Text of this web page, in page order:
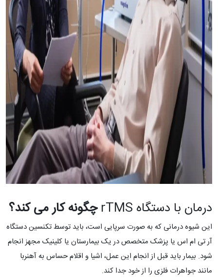
درمان با دستگاه rTMS چگونه کار می کند؟
این شیوه درمانی که به صورت سرپایی است، باید توسط تکنسین دستگاه
آر تی ام اس یا پزشک متخصص در یک بیمارستان یا کلینیک مجهز انجام
شود. بیمار باید قبل از انجام این عمل، اشیا و اقلام حساس به آهنربا
مانند جواهرات فلزی را از خود جدا کند.